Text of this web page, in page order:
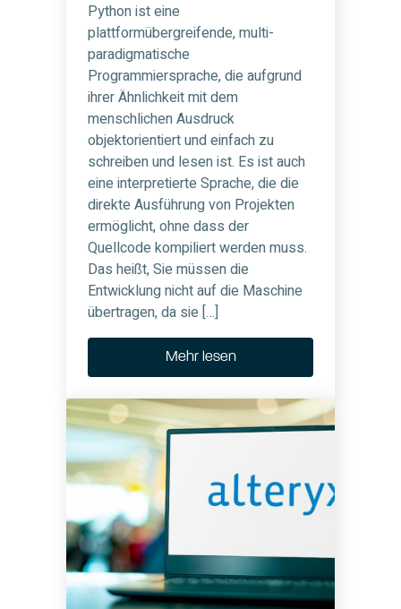
Python ist eine
plattformübergreifende, multi-
paradigmatische
Programmiersprache, die aufgrund
ihrer Ähnlichkeit mit dem
menschlichen Ausdruck
objektorientiert und einfach zu
schreiben und lesen ist. Es ist auch
eine interpretierte Sprache, die die
direkte Ausführung von Projekten
ermöglicht, ohne dass der
Quellcode kompiliert werden muss.
Das heißt, Sie müssen die
Entwicklung nicht auf die Maschine
übertragen, da sie […]
Mehr lesen